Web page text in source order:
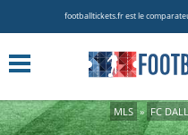
footballtickets.fr est le
MLS » FC